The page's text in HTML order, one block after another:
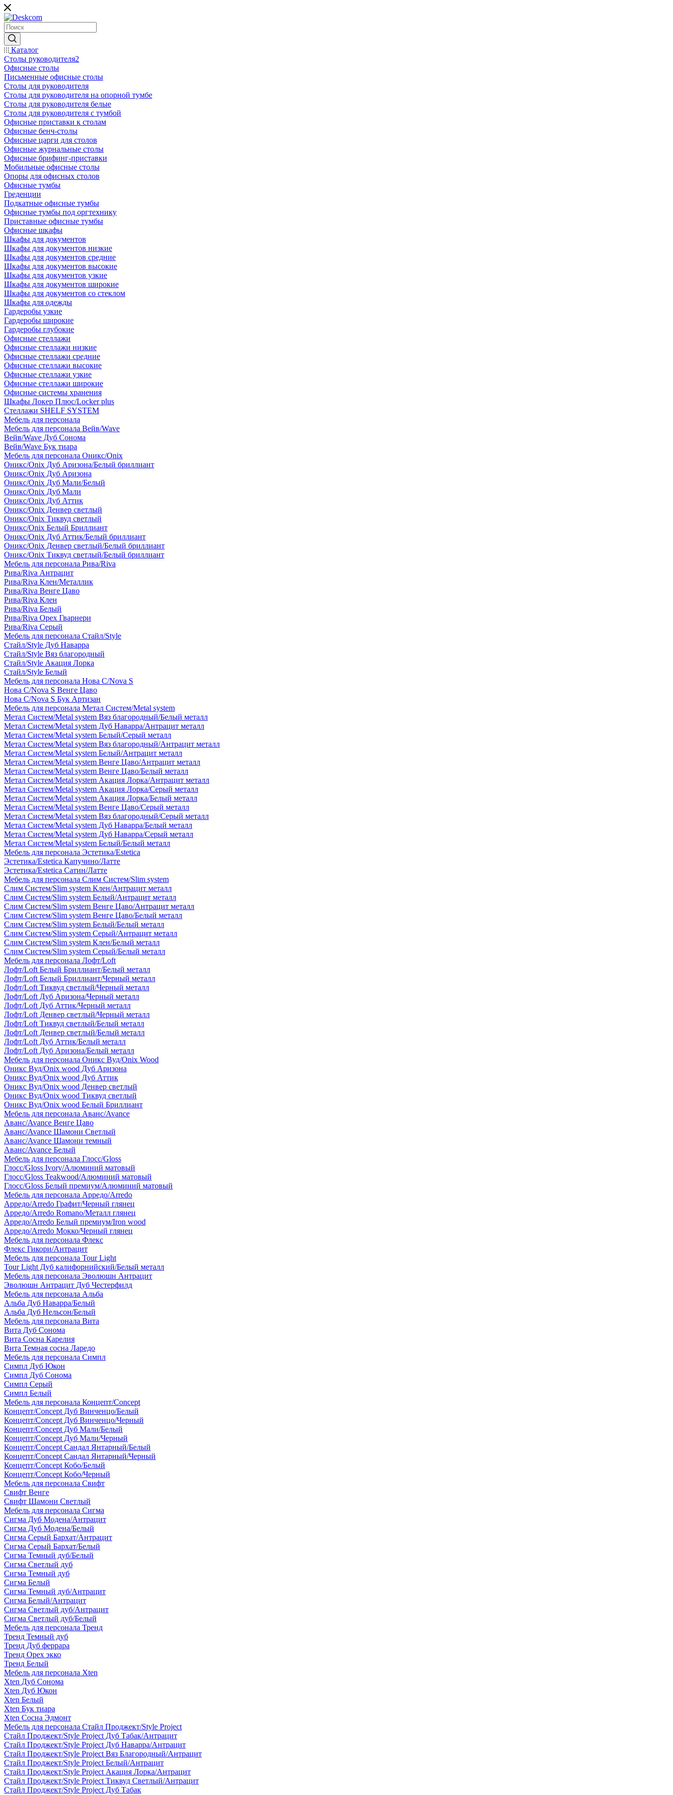
Каталог
Столы руководителя2
Офисные столы
Письменные офисные столы
Столы для руководителя
Столы для руководителя на опорной тумбе
Столы для руководителя белые
Столы для руководителя с тумбой
Офисные приставки к столам
Офисные бенч-столы
Офисные царги для столов
Офисные журнальные столы
Офисные брифинг-приставки
Мобильные офисные столы
Опоры для офисных столов
Офисные тумбы
Греденции
Подкатные офисные тумбы
Офисные тумбы под оргтехнику
Приставные офисные тумбы
Офисные шкафы
Шкафы для документов
Шкафы для документов низкие
Шкафы для документов средние
Шкафы для документов высокие
Шкафы для документов узкие
Шкафы для документов широкие
Шкафы для документов со стеклом
Шкафы для одежды
Гардеробы узкие
Гардеробы широкие
Гардеробы глубокие
Офисные стеллажи
Офисные стеллажи низкие
Офисные стеллажи средние
Офисные стеллажи высокие
Офисные стеллажи узкие
Офисные стеллажи широкие
Офисные системы хранения
Шкафы Локер Плюс/Locker plus
Стеллажи SHELF SYSTEM
Мебель для персонала
Мебель для персонала Вейв/Wave
Вейв/Wave Дуб Сонома
Вейв/Wave Бук тиара
Мебель для персонала Оникс/Onix
Оникс/Onix Дуб Аризона/Белый бриллиант
Оникс/Onix Дуб Аризона
Оникс/Onix Дуб Мали/Белый
Оникс/Onix Дуб Мали
Оникс/Onix Дуб Аттик
Оникс/Onix Денвер светлый
Оникс/Onix Тиквуд светлый
Оникс/Onix Белый Бриллиант
Оникс/Onix Дуб Аттик/Белый бриллиант
Оникс/Onix Денвер светлый/Белый бриллиант
Оникс/Onix Тиквуд светлый/Белый бриллиант
Мебель для персонала Рива/Riva
Рива/Riva Антрацит
Рива/Riva Клен/Металлик
Рива/Riva Венге Цаво
Рива/Riva Клен
Рива/Riva Белый
Рива/Riva Орех Гварнери
Рива/Riva Серый
Мебель для персонала Стайл/Style
Стайл/Style Дуб Наварра
Стайл/Style Вяз благородный
Стайл/Style Акация Лорка
Стайл/Style Белый
Мебель для персонала Нова С/Nova S
Нова С/Nova S Венге Цаво
Нова С/Nova S Бук Артизан
Мебель для персонала Метал Систем/Metal system
Метал Систем/Metal system Вяз благородный/Белый металл
Метал Систем/Metal system Дуб Наварра/Антрацит металл
Метал Систем/Metal system Белый/Серый металл
Метал Систем/Metal system Вяз благородный/Антрацит металл
Метал Систем/Metal system Белый/Антрацит металл
Метал Систем/Metal system Венге Цаво/Антрацит металл
Метал Систем/Metal system Венге Цаво/Белый металл
Метал Систем/Metal system Акация Лорка/Антрацит металл
Метал Систем/Metal system Акация Лорка/Серый металл
Метал Систем/Metal system Акация Лорка/Белый металл
Метал Систем/Metal system Венге Цаво/Серый металл
Метал Систем/Metal system Вяз благородный/Серый металл
Метал Систем/Metal system Дуб Наварра/Белый металл
Метал Систем/Metal system Дуб Наварра/Серый металл
Метал Систем/Metal system Белый/Белый металл
Мебель для персонала Эстетика/Estetica
Эстетика/Estetica Капучино/Латте
Эстетика/Estetica Сатин/Латте
Мебель для персонала Слим Систем/Slim system
Слим Систем/Slim system Клен/Антрацит металл
Слим Систем/Slim system Белый/Антрацит металл
Слим Систем/Slim system Венге Цаво/Антрацит металл
Слим Систем/Slim system Венге Цаво/Белый металл
Слим Систем/Slim system Белый/Белый металл
Слим Систем/Slim system Серый/Антрацит металл
Слим Систем/Slim system Клен/Белый металл
Слим Систем/Slim system Серый/Белый металл
Мебель для персонала Лофт/Loft
Лофт/Loft Белый Бриллиант/Белый металл
Лофт/Loft Белый Бриллиант/Черный металл
Лофт/Loft Тиквуд светлый/Черный металл
Лофт/Loft Дуб Аризона/Черный металл
Лофт/Loft Дуб Аттик/Черный металл
Лофт/Loft Денвер светлый/Черный металл
Лофт/Loft Тиквуд светлый/Белый металл
Лофт/Loft Денвер светлый/Белый металл
Лофт/Loft Дуб Аттик/Белый металл
Лофт/Loft Дуб Аризона/Белый металл
Мебель для персонала Оникс Вуд/Onix Wood
Оникс Вуд/Onix wood Дуб Аризона
Оникс Вуд/Onix wood Дуб Аттик
Оникс Вуд/Onix wood Денвер светлый
Оникс Вуд/Onix wood Тиквуд светлый
Оникс Вуд/Onix wood Белый Бриллиант
Мебель для персонала Аванс/Avance
Аванс/Avance Венге Цаво
Аванс/Avance Шамони Светлый
Аванс/Avance Шамони темный
Аванс/Avance Белый
Мебель для персонала Глосс/Gloss
Глосс/Gloss Ivory/Алюминий матовый
Глосс/Gloss Teakwood/Алюминий матовый
Глосс/Gloss Белый премиум/Алюминий матовый
Мебель для персонала Арредо/Arredo
Арредо/Arredo Графит/Черный глянец
Арредо/Arredo Romano/Металл глянец
Арредо/Arredo Белый премиум/Iron wood
Арредо/Arredo Мокко/Черный глянец
Мебель для персонала Флекс
Флекс Гикори/Антрацит
Мебель для персонала Tour Light
Tour Light Дуб калифорнийский/Белый металл
Мебель для персонала Эволюшн Антрацит
Эволюшн Антрацит Дуб Честерфилд
Мебель для персонала Альба
Альба Дуб Наварра/Белый
Альба Дуб Нельсон/Белый
Мебель для персонала Вита
Вита Дуб Сонома
Вита Сосна Карелия
Вита Темная сосна Ларедо
Мебель для персонала Симпл
Симпл Дуб Юкон
Симпл Дуб Сонома
Симпл Серый
Симпл Белый
Мебель для персонала Концепт/Concept
Концепт/Concept Дуб Винченцо/Белый
Концепт/Concept Дуб Винченцо/Черный
Концепт/Concept Дуб Мали/Белый
Концепт/Concept Дуб Мали/Черный
Концепт/Concept Сандал Янтарный/Белый
Концепт/Concept Сандал Янтарный/Черный
Концепт/Concept Кобо/Белый
Концепт/Concept Кобо/Черный
Мебель для персонала Свифт
Свифт Венге
Свифт Шамони Светлый
Мебель для персонала Сигма
Сигма Дуб Модена/Антрацит
Сигма Дуб Модена/Белый
Сигма Серый Бархат/Антрацит
Сигма Серый Бархат/Белый
Сигма Темный дуб/Белый
Сигма Светлый дуб
Сигма Темный дуб
Сигма Белый
Сигма Темный дуб/Антрацит
Сигма Белый/Антрацит
Сигма Светлый дуб/Антрацит
Сигма Светлый дуб/Белый
Мебель для персонала Тренд
Тренд Темный дуб
Тренд Дуб феррара
Тренд Орех экко
Тренд Белый
Мебель для персонала Xten
Xten Дуб Сонома
Xten Дуб Юкон
Xten Белый
Xten Бук тиара
Xten Сосна Эдмонт
Мебель для персонала Стайл Проджект/Style Project
Стайл Проджект/Style Project Дуб Табак/Антрацит
Стайл Проджект/Style Project Дуб Наварра/Антрацит
Стайл Проджект/Style Project Вяз Благородный/Антрацит
Стайл Проджект/Style Project Белый/Антрацит
Стайл Проджект/Style Project Акация Лорка/Антрацит
Стайл Проджект/Style Project Тиквуд Светлый/Антрацит
Стайл Проджект/Style Project Дуб Табак